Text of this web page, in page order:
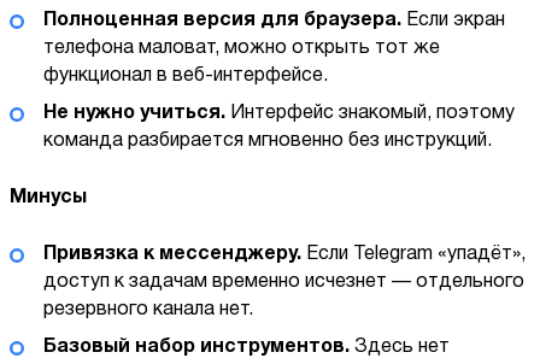
Полноценная версия для браузера. Если экран
телефона маловат, можно открыть тот же
функционал в веб-интерфейсе.
Не нужно учиться. Интерфейс знакомый, поэтому
команда разбирается мгновенно без инструкций.
Минусы
Привязка к мессенджеру. Если Telegram «упадёт»,
доступ к задачам временно исчезнет — отдельного
резервного канала нет.
Базовый набор инструментов. Здесь нет